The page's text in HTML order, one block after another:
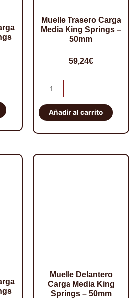
Muelle Trasero Carga
Media King Springs –
50mm
59,24€
Muelle
Trasero
Carga
Media
King
Añadir al carrito
Muelle Delantero
Carga Media King
Springs – 50mm